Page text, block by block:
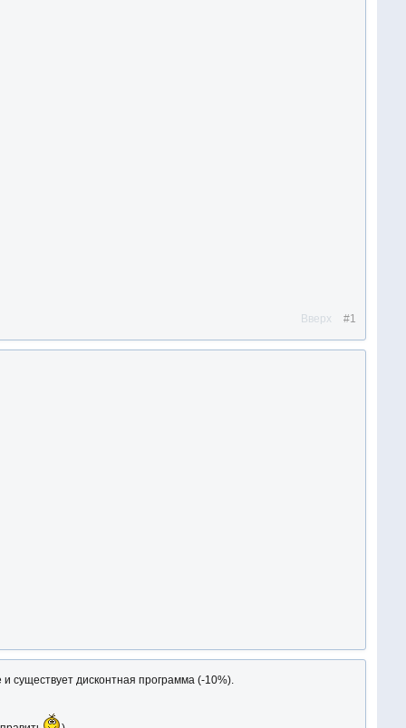
#1
Вверх
существует дисконтная программа (-10%).